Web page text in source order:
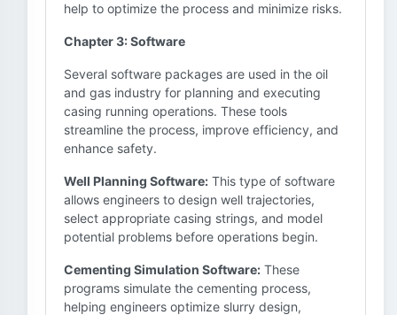
help to optimize the process and minimize risks.
Chapter 3: Software
Several software packages are used in the oil
and gas industry for planning and executing
casing running operations. These tools
streamline the process, improve efficiency, and
enhance safety.
Well Planning Software: This type of software
allows engineers to design well trajectories,
select appropriate casing strings, and model
potential problems before operations begin.
Cementing Simulation Software: These
programs simulate the cementing process,
helping engineers optimize slurry design,